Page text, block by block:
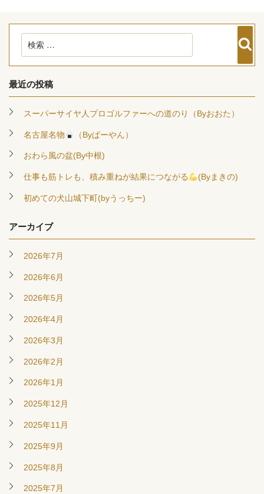
最近の投稿
スーパーサイヤ人プロゴルファーへの道のり（Byおおた）
名古屋名物 （Byぱーやん）
おわら風の盆(By中根)
仕事も筋トレも、積み重ねが結果につながる (Byまきの)
初めての犬山城下町(byうっちー)
アーカイブ
2026年7月
2026年6月
2026年5月
2026年4月
2026年3月
2026年2月
2026年1月
2025年12月
2025年11月
2025年9月
2025年8月
2025年7月